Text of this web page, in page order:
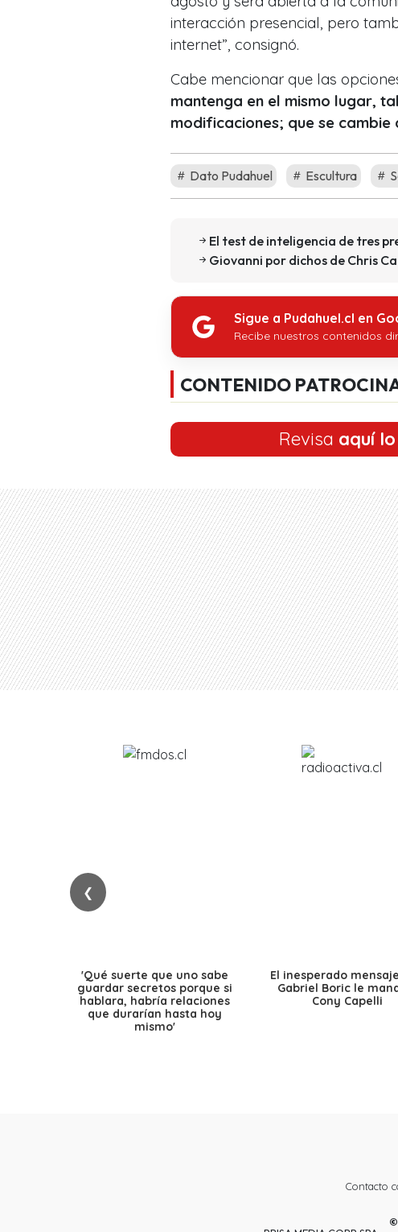
interacción presencial, pero
internet”, consignó.
Cabe mencionar que las
mantenga en el mismo lugar,
modificaciones; que se cambie
Dato Pudahuel Escultura
El test de inteligencia de tres
Giovanni por dichos de Chris
Sigue a Pudahuel.cl en
Recibe nuestros contenidos
CONTENIDO
Revisa aquí
❮
'Qué suerte que uno sabe
guardar secretos porque si
hablara, habría relaciones
que durarían hasta hoy
mismo'
El inesperado
Gabriel Boric le
Cony Capelli
Contacto
©